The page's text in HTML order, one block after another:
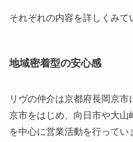
それぞれの内容を詳しくみて
地域密着型の安心感
リヴの仲介は京都府長岡京市
京市をはじめ、向日市や大山
を中心に営業活動を行ってい